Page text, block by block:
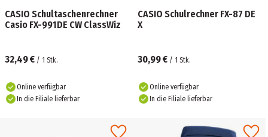
CASIO Schultaschenrechner
Casio FX-991DE CW ClassWiz
32,49 € / 1 Stk.
Online verfügbar
In die Filiale lieferbar
CASIO Schulrechner FX-87 DE
X
30,99 € / 1 Stk.
Online verfügbar
In die Filiale lieferbar